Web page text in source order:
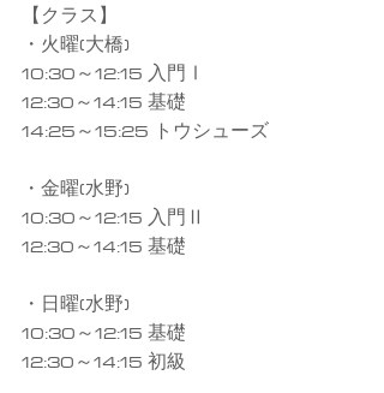
【クラス】
・火曜(大橋)
10:30～12:15 入門Ⅰ
12:30～14:15 基礎
14:25～15:25 トウシューズ
・金曜(水野)
10:30～12:15 入門Ⅱ
12:30～14:15 基礎
・日曜(水野)
10:30～12:15 基礎
12:30～14:15 初級